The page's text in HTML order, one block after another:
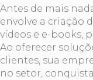
Antes de mais
envolve a criação
vídeos e e-books,
Ao oferecer
clientes, sua
no setor,